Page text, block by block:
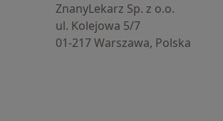
ZnanyLekarz Sp. z o.o.
ul. Kolejowa 5/7
01-217 Warszawa, Polska